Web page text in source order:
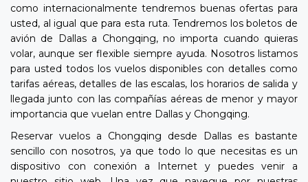
como internacionalmente tendremos buenas ofertas para
usted, al igual que para esta ruta. Tendremos los boletos de
avión de Dallas a Chongqing, no importa cuando quieras
volar, aunque ser flexible siempre ayuda. Nosotros listamos
para usted todos los vuelos disponibles con detalles como
tarifas aéreas, detalles de las escalas, los horarios de salida y
llegada junto con las compañías aéreas de menor y mayor
importancia que vuelan entre Dallas y Chongqing.
Reservar vuelos a Chongqing desde Dallas es bastante
sencillo con nosotros, ya que todo lo que necesitas es un
dispositivo con conexión a Internet y puedes venir a